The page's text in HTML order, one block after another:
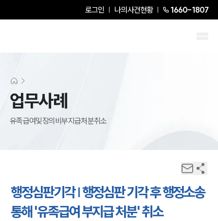
로그인 나의사건현황 1660-1807
업무사례
유족급여및장의비부지급처분취소
행정심판기각 | 행정심판 기각 후 행정소송
통해 '유족급여 부지급 처분' 취소